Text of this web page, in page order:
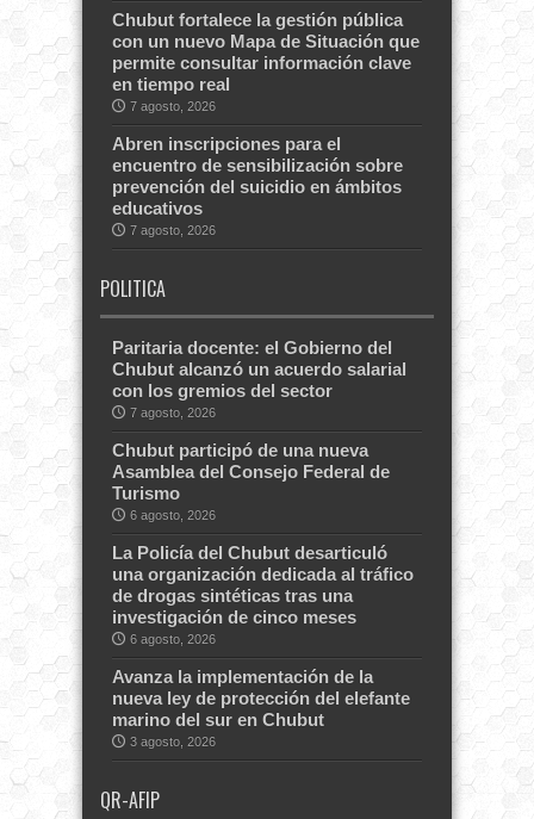
Chubut fortalece la gestión pública
con un nuevo Mapa de Situación que
permite consultar información clave
en tiempo real
7 agosto, 2026
Abren inscripciones para el
encuentro de sensibilización sobre
prevención del suicidio en ámbitos
educativos
7 agosto, 2026
POLITICA
Paritaria docente: el Gobierno del
Chubut alcanzó un acuerdo salarial
con los gremios del sector
7 agosto, 2026
Chubut participó de una nueva
Asamblea del Consejo Federal de
Turismo
6 agosto, 2026
La Policía del Chubut desarticuló
una organización dedicada al tráfico
de drogas sintéticas tras una
investigación de cinco meses
6 agosto, 2026
Avanza la implementación de la
nueva ley de protección del elefante
marino del sur en Chubut
3 agosto, 2026
QR-AFIP